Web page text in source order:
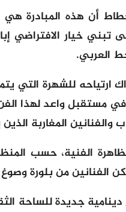
أن هذه المبادرة
تبني خيار الافتراضي
العربي.
ارتياحه للشهرة التي
مستقبل واعد لهذا
والفنانين المغاربة
الفنية، حسب
الفنانين من بلورة
دينامية جديدة للساحة